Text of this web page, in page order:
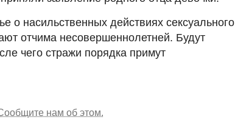
о насильственных действиях сексуального
отчима несовершеннолетней. Будут
чего стражи порядка примут
нам об этом.